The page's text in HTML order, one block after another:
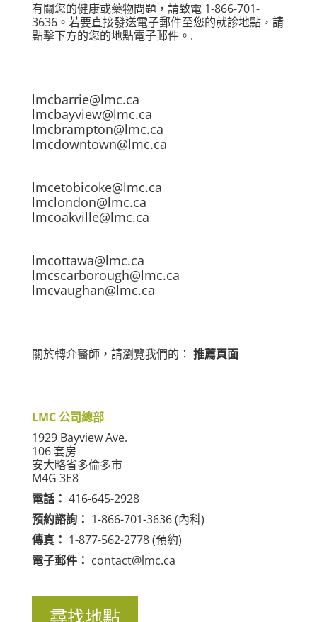
有關您的健康或藥物問題，請致電 1-866-701-
3636。若要直接發送電子郵件至您的就診地點，請
點擊下方的您的地點電子郵件。.
lmcbarrie@lmc.ca
lmcbayview@lmc.ca
lmcbrampton@lmc.ca
lmcdowntown@lmc.ca
lmcetobicoke@lmc.ca
lmclondon@lmc.ca
lmcoakville@lmc.ca
lmcottawa@lmc.ca
lmcscarborough@lmc.ca
lmcvaughan@lmc.ca
關於轉介醫師，請瀏覽我們的： 推薦頁面
LMC 公司總部
1929 Bayview Ave.
106 套房
安大略省多倫多市
M4G 3E8
電話： 416-645-2928
預約諮詢： 1-866-701-3636 (內科)
傳真： 1-877-562-2778 (預約)
電子郵件： contact@lmc.ca
尋找地點